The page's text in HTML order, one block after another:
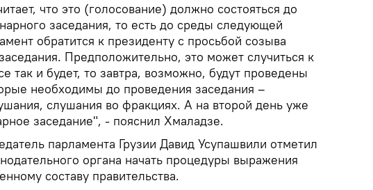
что это (голосование) должно состояться до
заседания, то есть до среды следующей
обратится к президенту с просьбой созыва
Предположительно, это может случиться к
так и будет, то завтра, возможно, будут проведены
необходимы до проведения заседания –
слушания во фракциях. А на второй день уже
заседание", - пояснил Хмаладзе.
парламента Грузии Давид Усупашвили отметил
органа начать процедуры выражения
составу правительства.